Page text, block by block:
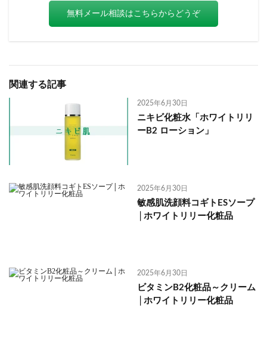
無料メール相談はこちらからどうぞ
関連する記事
2025年6月30日
ニキビ化粧水「ホワイトリリ
ーB2 ローション」
2025年6月30日
敏感肌洗顔料コギトESソープ
│ホワイトリリー化粧品
2025年6月30日
ビタミンB2化粧品～クリーム
│ホワイトリリー化粧品